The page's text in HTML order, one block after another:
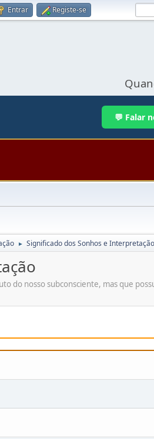
Entrar Registe-se
💬 Falar
► Significado dos Sonhos e Interpretação
do nosso subconsciente, mas que